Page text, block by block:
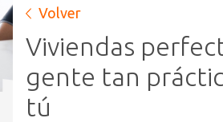
Volver
Viviendas
gente tan
tú